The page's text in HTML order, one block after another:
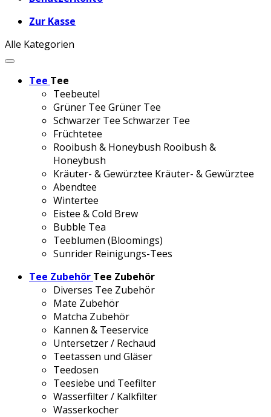
Zur Kasse
Alle Kategorien
Tee Tee
Teebeutel
Grüner Tee Grüner Tee
Schwarzer Tee Schwarzer Tee
Früchtetee
Rooibush & Honeybush Rooibush &
Honeybush
Kräuter- & Gewürztee Kräuter- & Gewürztee
Abendtee
Wintertee
Eistee & Cold Brew
Bubble Tea
Teeblumen (Bloomings)
Sunrider Reinigungs-Tees
Tee Zubehör Tee Zubehör
Diverses Tee Zubehör
Mate Zubehör
Matcha Zubehör
Kannen & Teeservice
Untersetzer / Rechaud
Teetassen und Gläser
Teedosen
Teesiebe und Teefilter
Wasserfilter / Kalkfilter
Wasserkocher